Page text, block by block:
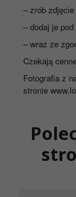
– zrób
– dodaj je
– wraz ze
Czekają
Fotografia z
stronie